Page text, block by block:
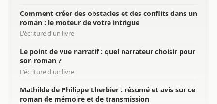
Comment créer des obstacles et des conflits dans un
roman : le moteur de votre intrigue
L'écriture d'un livre
Le point de vue narratif : quel narrateur choisir pour
son roman ?
L'écriture d'un livre
Mathilde de Philippe Lherbier : résumé et avis sur ce
roman de mémoire et de transmission